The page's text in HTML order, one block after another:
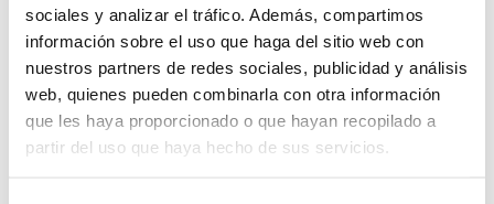
sociales y analizar el tráfico. Además, compartimos
información sobre el uso que haga del sitio web con
nuestros partners de redes sociales, publicidad y análisis
web, quienes pueden combinarla con otra información
que les haya proporcionado o que hayan recopilado a
partir del uso que haya hecho de sus servicios.
Buscar
Últimas noticias
El baloncesto de Balia cierra la temporada con
177 jóvenes